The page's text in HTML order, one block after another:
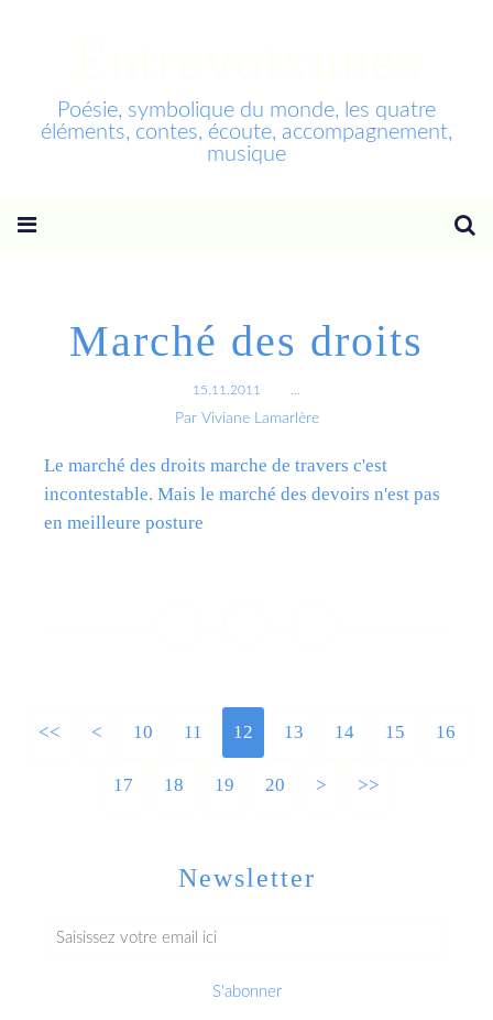
Poésie, symbolique du monde, les quatre
éléments, contes, écoute, accompagnement,
musique
Marché des droits
15.11.2011
Par Viviane Lamarlère
Le marché des droits marche de travers c'est
incontestable. Mais le marché des devoirs n'est pas
en meilleure posture
<< < 10 11 12 13 14 15 16
17 18 19 20 > >>
Newsletter